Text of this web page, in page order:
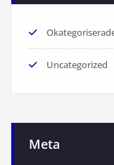
Uncategorized
Meta